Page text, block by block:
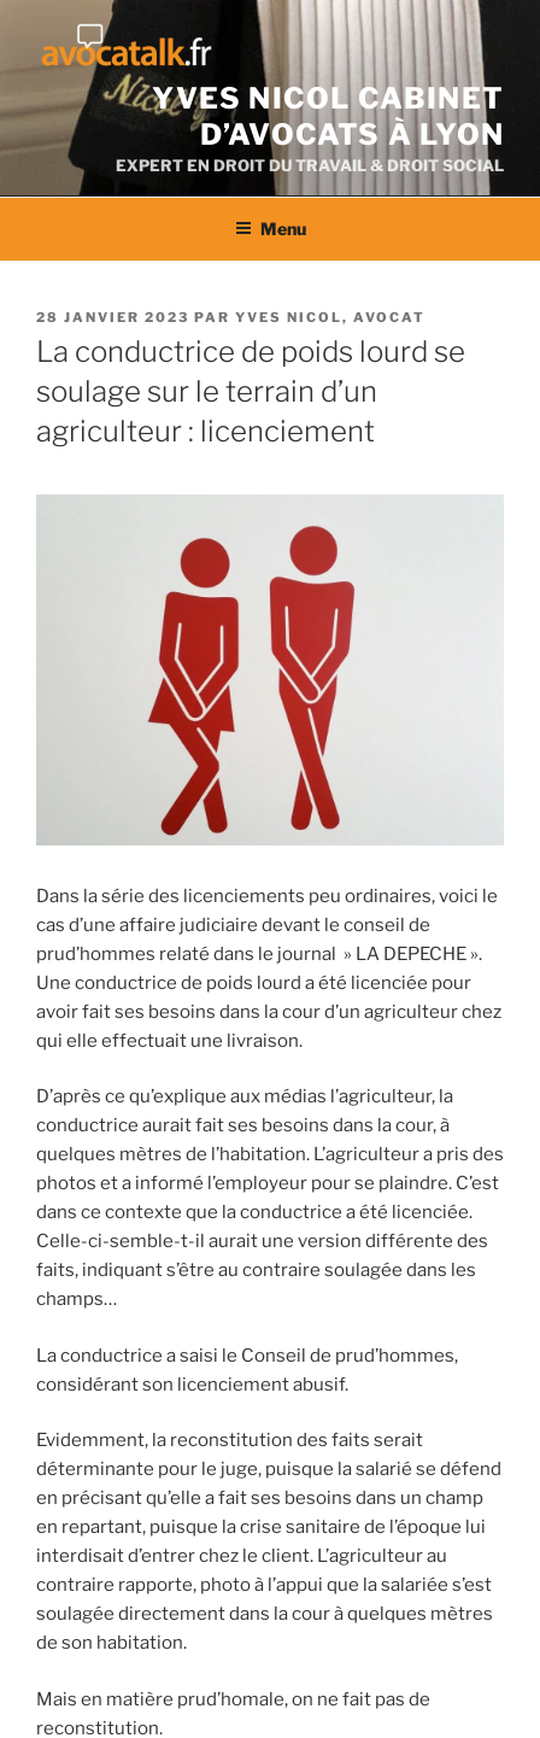
contenu
YVES NICOL CABINET
D’AVOCATS À LYON
EXPERT EN DROIT DU TRAVAIL & DROIT SOCIAL
Menu
PUBLIÉ
LE
28 JANVIER 2023 PAR YVES NICOL, AVOCAT
La conductrice de poids lourd se
soulage sur le terrain d’un
agriculteur : licenciement
Dans la série des licenciements peu ordinaires, voici le
cas d’une affaire judiciaire devant le conseil de
prud’hommes relaté dans le journal » LA DEPECHE ».
Une conductrice de poids lourd a été licenciée pour
avoir fait ses besoins dans la cour d’un agriculteur chez
qui elle effectuait une livraison.
D’après ce qu’explique aux médias l’agriculteur, la
conductrice aurait fait ses besoins dans la cour, à
quelques mètres de l’habitation. L’agriculteur a pris des
photos et a informé l’employeur pour se plaindre. C’est
dans ce contexte que la conductrice a été licenciée.
Celle-ci-semble-t-il aurait une version différente des
faits, indiquant s’être au contraire soulagée dans les
champs…
La conductrice a saisi le Conseil de prud’hommes,
considérant son licenciement abusif.
Evidemment, la reconstitution des faits serait
déterminante pour le juge, puisque la salarié se défend
en précisant qu’elle a fait ses besoins dans un champ
en repartant, puisque la crise sanitaire de l’époque lui
interdisait d’entrer chez le client. L’agriculteur au
contraire rapporte, photo à l’appui que la salariée s’est
soulagée directement dans la cour à quelques mètres
de son habitation.
Mais en matière prud’homale, on ne fait pas de
reconstitution.